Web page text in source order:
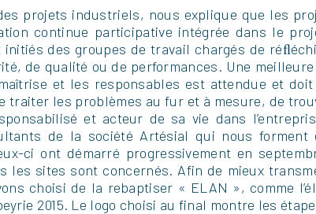
projets industriels, nous explique que les
continue participative intégrée dans le
des groupes de travail chargés de
de qualité ou de performances. Une
et les responsables est attendue et
traiter les problèmes au fur et à mesure, de
et acteur de sa vie dans
de la société Artésial qui nous
ci ont démarré progressivement en
les sites sont concernés. Afin de mieux
choisi de la rebaptiser « ELAN », comme
2015. Le logo choisi au final montre les